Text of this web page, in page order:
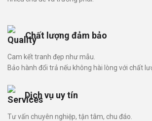
Chất lượng đảm bảo
Cam kết tranh đẹp như mẫu.
Bảo hành đổi trả nếu không hài lòng với chất
Dịch vụ uy tín
Tư vấn chuyên nghiệp, tận tâm, chu đáo.